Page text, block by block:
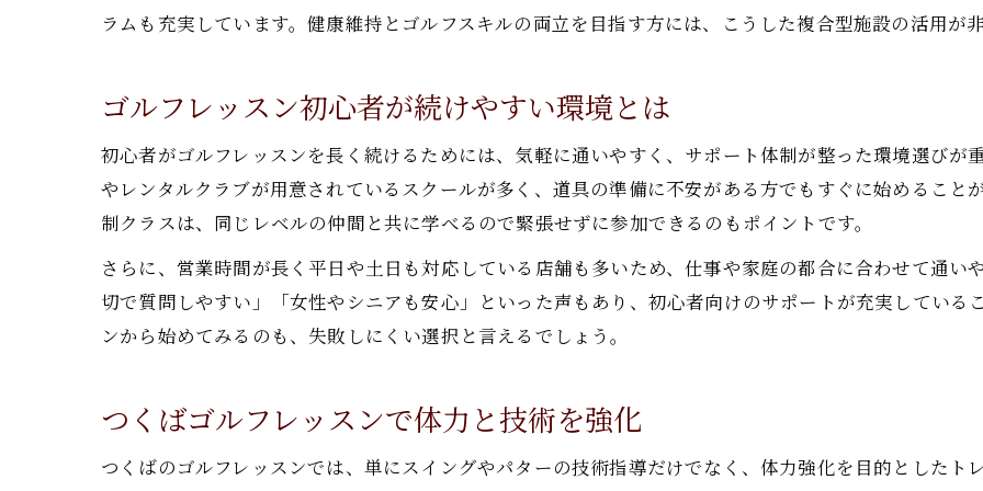
つくばゴルフレッスンの効果的な活用法
初心者も安心したゴルフレッスン体験談
フィットネス融合型レッスンの感想まとめ
つくばゴルフスクールで感じた成長実感
フィットネス融合型ゴルフレッスンの選び方
フィットネス融合ゴルフレッスンの特徴解説
失敗しないゴルフレッスン施設の選び方
つくばゴルフレッスン比較で注目すべき点
ゴルフレッスン選びで重視するチェック項目
ラムも充実しています。健康維持とゴルフスキルの両立を目指す方には、こうした複合型施設の活用が
ゴルフレッスン初心者が続けやすい環境とは
初心者がゴルフレッスンを長く続けるためには、気軽に通いやすく、サポート体制が整った環境選びが
やレンタルクラブが用意されているスクールが多く、道具の準備に不安がある方でもすぐに始めること
制クラスは、同じレベルの仲間と共に学べるので緊張せずに参加できるのもポイントです。
さらに、営業時間が長く平日や土日も対応している店舗も多いため、仕事や家庭の都合に合わせて通い
切で質問しやすい」「女性やシニアも安心」といった声もあり、初心者向けのサポートが充実している
ンから始めてみるのも、失敗しにくい選択と言えるでしょう。
つくばゴルフレッスンで体力と技術を強化
つくばのゴルフレッスンでは、単にスイングやパターの技術指導だけでなく、体力強化を目的としたト